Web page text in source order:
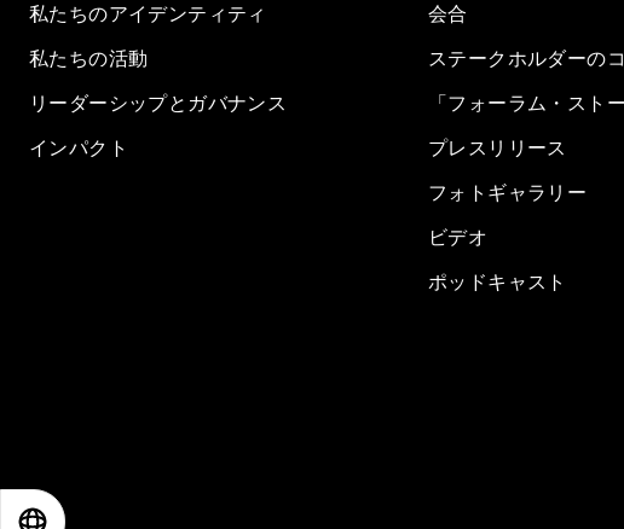
私たちのアイデンティティ
私たちの活動
リーダーシップとガバナンス
インパクト
会合
ステークホルダーの
「フォーラム・スト
プレスリリース
フォトギャラリー
ビデオ
ポッドキャスト